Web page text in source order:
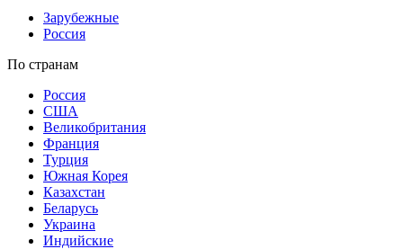
Зарубежные
Россия
По странам
Россия
США
Великобритания
Франция
Турция
Южная Корея
Казахстан
Беларусь
Украина
Индийские